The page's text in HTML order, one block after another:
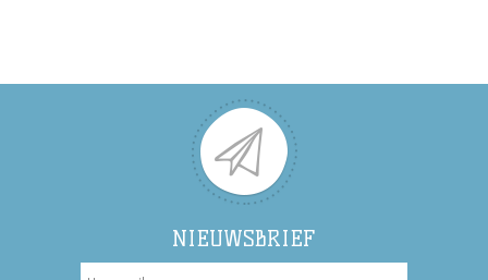
NIEUWSBRIEF